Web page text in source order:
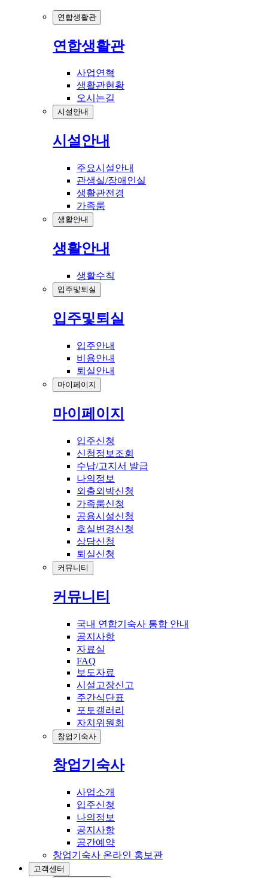
연합생활관
연합생활관
사업연혁
생활관현황
오시는길
시설안내
시설안내
주요시설안내
관생실/장애인실
생활관전경
가족룸
생활안내
생활안내
생활수칙
입주및퇴실
입주및퇴실
입주안내
비용안내
퇴실안내
마이페이지
마이페이지
입주신청
신청정보조회
수납/고지서 발급
나의정보
외출외박신청
가족룸신청
공용시설신청
호실변경신청
상담신청
퇴실신청
커뮤니티
커뮤니티
국내 연합기숙사 통합 안내
공지사항
자료실
FAQ
보도자료
시설고장신고
주간식단표
포토갤러리
자치위원회
창업기숙사
창업기숙사
사업소개
입주신청
나의정보
공지사항
공간예약
창업기숙사 온라인 홍보관
고객센터